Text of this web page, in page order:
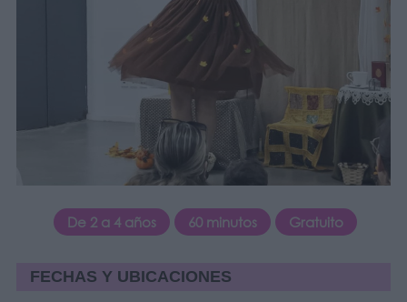
De 2 a 4 años 60 minutos Gratuito
FECHAS Y UBICACIONES